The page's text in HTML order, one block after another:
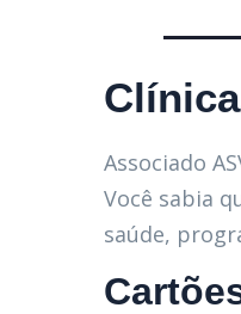
Associado
Você sabia
saúde,